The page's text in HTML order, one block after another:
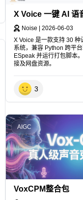
X Voice 一键 AI 语
Noise | 2026-06-03
X Voice 是一款支持 30
系统，兼容 Python 跨平
ESpeak 并运行打包脚本
接及网盘资源。
3
AIGC
VoxCPM整合包